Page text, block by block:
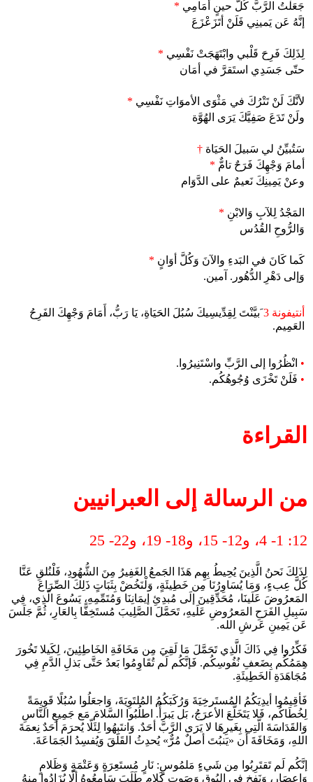
جَعَلْتُ الرَّبَّ كُلَّ حينٍ أمَامِي *
إنَّهُ عَن يَمينِي فَلَنْ أتَزَعْزَعَ
لِذَلِكَ فَرِحَ قَلْبي وابْتَهَجَتْ نَفْسِي *
حتّى جَسَدِي استَقرَّ في أمَان
لأنَّكَ لَنْ تَتْرُكَ في مَثْوَى الأموَاتِ نَفْسِي *
ولَنْ تَدَعَ صَفِيَّكَ يَرَى الهُوَّة
سَتُبيِّنُ لي سَبيلَ الحَيَاة †
أمامَ وَجْهِكَ فَرَحٌ تامٌّ *
وعنْ يَمِينِكَ نَعيمٌ على الدَّوَام
المَجْدُ لِلآبِ وَالابْنِ *
وَالرُّوحِ القُدُس
كَما كَانَ في البَدءِ والآنَ وَكُلَّ أوَانٍ *
وَإلى دَهْرِ الدُّهُور. آمين.
أنتيفونة 3
َبيَّنْتَ لِقِدِّيسِيكَ سُبُلَ الحَيَاةِ، يَا رَبُّ، أَمَامَ وَجْهِكَ الفَرِحُ
العَمِيم.
• انْظُرُوا إلى الرَّبِّ واسْتَنِيرُوا.
• فَلَنْ تَخْزَى وُجُوهُكُم.
القراءة
من الرسالة إلى العبرانيين
12: 1- 4، و12- 15، و18- 19، و22- 25
لِذَلِكَ نَحنُ الَّذِينَ يُحِيطُ بِهِم هَذَا الجَمعُ الغَفِيرُ مِنَ الشُّهُودِ، فَلْنُلقِ عَنَّا
كُلَّ عِبءٍ، وَمَا يُسَاوِرُنَا مِن خَطِيئَةٍ، وَلْنَخُضْ بِثَبَاتٍ ذَلِكَ الصِّرَاعَ
المَعرُوضَ عَلَينَا، مُحَدِّقِينَ إلَى مُبدِئِ إيمَانِنَا وَمُتَمِّمِهِ، يَسُوعَ الَّذِي، فِي
سَبِيلِ الفَرَحِ المَعرُوضِ عَلَيهِ، تَحَمَّلَ الصَّلِيبَ مُستَخِفًّا بِالعَارِ، ثُمَّ جَلَسَ
عَن يَمِينِ عَرشِ الله.
فَكِّرُوا فِي ذَاكَ الَّذِي تَحَمَّلَ مَا لَقِيَ مِن مَخَافَةِ الخَاطِئِينَ، لِكَيلا تَخُورَ
هِمَمُكُم بِضَعفِ نُفُوسِكُم. فَإنَّكُم لَم تُقَاوِمُوا بَعدُ حَتَّى بَذلِ الدَّمِ فِي
مُجَاهَدَةِ الخَطِيئَةِ.
فَأقِيمُوا أيدِيَكُمُ المُستَرخِيَةَ وَرُكَبَكُمُ المُلتَوِيَةَ، وَاجعَلُوا سُبُلًا قَوِيمَةً
لِخُطَاكُم، فَلا يَتَخَلَّعَ الأعرَجُ، بَل يَبرَأُ. اطلُبُوا السَّلامَ مَع جَمِيعِ النَّاسِ
وَالقَدَاسَةَ الَّتِي بِغَيرِهَا لا يَرَى الرَّبَّ أحَدٌ. وَانتَبِهُوا لِئَلّا يُحرَمَ أحَدٌ نِعمَةَ
اللهِ، وَمَخَافَةَ أَن «يَنبُتَ أصلٌ مُرٌّ» يُحدِثُ القَلَقَ وَيُفسِدُ الجَمَاعَةَ.
إنَّكُم لَم تَقتَرِبُوا مِن شَيءٍ مَلمُوسٍ: نَارٍ مُستَعِرَةٍ وَعَتْمَةٍ وَظَلامٍ
وَإعصَارٍ، وَنَفخٍ فِي البُوقِ وَصَوتِ كَلامٍ طَلَبَ سَامِعُوهُ ألّا يُزَادُوا مِنهُ